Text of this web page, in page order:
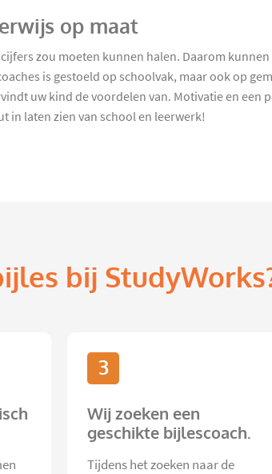
op maat
zou moeten kunnen halen. Daarom
is gestoeld op schoolvak, maar ook op
uw kind de voordelen van. Motivatie en
in laten zien van school en leerwerk!
bij
3
Wij zoeken een
geschikte bijlescoach.
Tijdens het zoeken naar de